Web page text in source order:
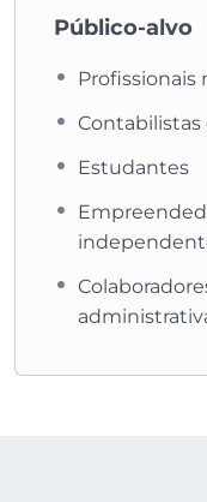
Público-alvo
Profissionais
Estudantes